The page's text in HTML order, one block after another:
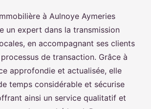
à Aulnoye Aymeries
un expert dans la transmission
en accompagnant ses clients
de transaction. Grâce à
approfondie et actualisée, elle
temps considérable et sécurise
ainsi un service qualitatif et